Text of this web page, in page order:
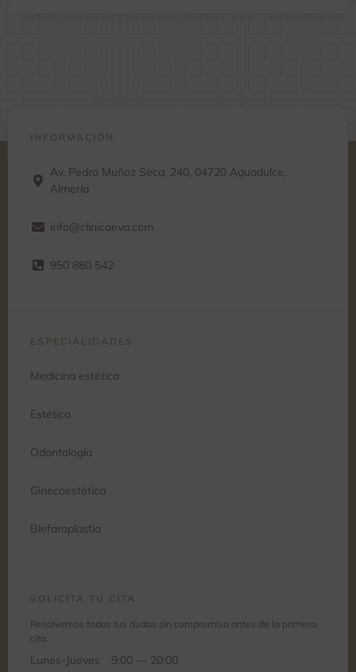
INFORMACIÓN
Av. Pedro Muñoz Seca, 240, 04720 Aguadulce,
Almería
info@clinicaeva.com
950 880 542
ESPECIALIDADES
Medicina estética
Estética
Odontología
Ginecoestética
Blefaroplastia
SOLICITA TU CITA
Resolvemos todas tus dudas sin compromiso antes de la primera
cita.
Lunes-Jueves
9:00 — 20:00